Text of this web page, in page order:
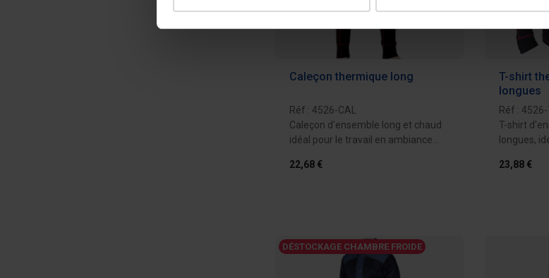
Caleçon thermique long
Réf : 4526-CAL
Caleçon d'ensemble long et chaud
idéal pour le travail en ambiance
22,68 €
T-shirt
longues
Réf : 4526-
T-shirt
longues,
23,88 €
DÉSTOCKAGE CHAMBRE FROIDE